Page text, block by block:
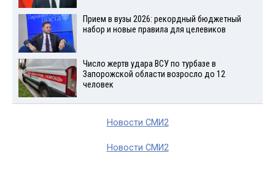
Прием в вузы 2026: рекордный бюджетный
набор и новые правила для целевиков
Число жертв удара ВСУ по турбазе в
Запорожской области возросло до 12
человек
Новости СМИ2
Новости СМИ2